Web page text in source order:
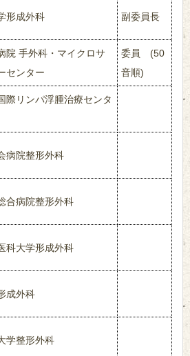
形成外科 副委員長
院 手外科・マイクロサ
センター
委員 (50
音順)
際リンパ浮腫治療センタ
病院整形外科
合病院整形外科
科大学形成外科
成外科
学整形外科